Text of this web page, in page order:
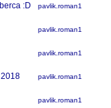
:D pavlik.roman1
pavlik.roman1
pavlik.roman1
pavlik.roman1
pavlik.roman1